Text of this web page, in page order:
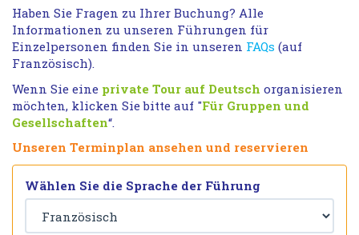
Haben Sie Fragen zu Ihrer Buchung? Alle
Informationen zu unseren Führungen für
Einzelpersonen finden Sie in unseren FAQs (auf
Französisch).
Wenn Sie eine private Tour auf Deutsch organisieren
möchten, klicken Sie bitte auf "Für Gruppen und
Gesellschaften“.
Unseren Terminplan ansehen und reservieren
Wählen Sie die Sprache der Führung